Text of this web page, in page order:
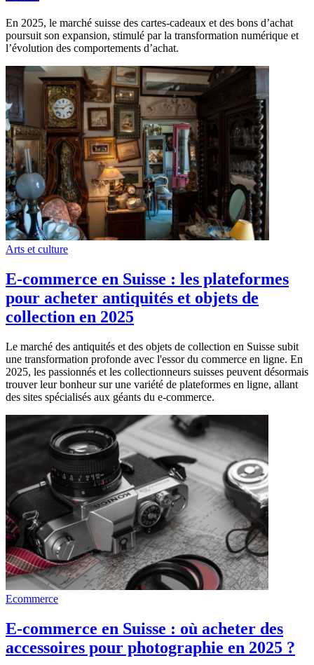
En 2025, le marché suisse des cartes-cadeaux et des bons d’achat
poursuit son expansion, stimulé par la transformation numérique et
l’évolution des comportements d’achat.
Arts et culture
E-commerce en Suisse : les plateformes
pour acheter antiquités et objets de
collection en 2025
Le marché des antiquités et des objets de collection en Suisse subit
une transformation profonde avec l'essor du commerce en ligne. En
2025, les passionnés et les collectionneurs suisses peuvent désormais
trouver leur bonheur sur une variété de plateformes en ligne, allant
des sites spécialisés aux géants du e-commerce.
Ecommerce
E-commerce en Suisse : où acheter des
accessoires pour photographie en 2025 ?